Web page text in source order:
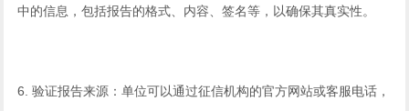
中的信息，包括报告的格式、内容、签名等，以确保其真实性。
6. 验证报告来源：单位可以通过征信机构的官方网站或客服电话，